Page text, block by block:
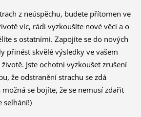
z neúspěchu, budete přítomen ve
víc, rádi vyzkoušíte nové věci a o
s ostatními. Zapojíte se do nových
přinést skvělé výsledky ve vašem
Jste ochotni vyzkoušet zrušení
že odstranění strachu se zdá
se bojíte, že se nemusí zdařit
selhání!)